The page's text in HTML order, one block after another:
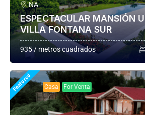
NA
ESPECTACULAR MANSIÓN
VILLA FONTANA SUR
935 / metros cuadrados
Featured Casa For Venta